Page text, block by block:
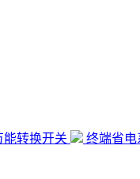
能转换开关 终端省电